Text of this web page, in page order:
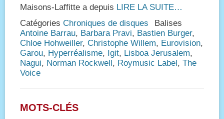
Maisons-Laffitte a depuis LIRE LA SUITE…
Catégories Chroniques de disques
Balises
Antoine Barrau, Barbara Pravi, Bastien Burger,
Chloe Hohweiller, Christophe Willem, Eurovision,
Garou, Hyperréalisme, Igit, Lisboa Jerusalem,
Nagui, Norman Rockwell, Roymusic Label, The
Voice
MOTS-CLÉS